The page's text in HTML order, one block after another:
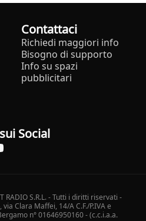
Contattaci
Richiedi maggiori info
Bisogno di supporto
Info su spazi
pubblicitari
Social
RADIO S.R.L. - Tutti i diritti riservati -
Clara Maffei, 14/A C.F./P.IVA e
n° 01646950160 - (c.c.i.a.a.